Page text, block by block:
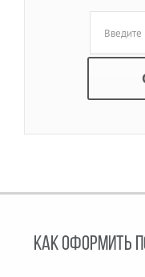
КАК ОФОРМИТЬ